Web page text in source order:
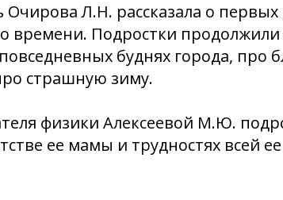
Очирова Л.Н. рассказала о
времени. Подростки
буднях города, про
страшную зиму.
физики Алексеевой М.Ю.
ее мамы и трудностях всей